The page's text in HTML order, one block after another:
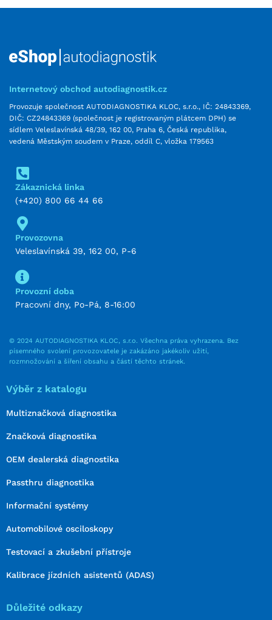
Internetový obchod autodiagnostik.cz
Provozuje společnost AUTODIAGNOSTIKA KLOC, s.r.o., IČ: 24843369,
DIČ: CZ24843369 (společnost je registrovaným plátcem DPH) se
sídlem Veleslavínská 48/39, 162 00, Praha 6, Česká republika,
vedená Městským soudem v Praze, oddíl C, vložka 179563
Zákaznická linka
(+420) 800 66 44 66
Provozovna
Veleslavínská 39, 162 00, P-6
Provozní doba
Pracovní dny, Po-Pá, 8-16:00
© 2024 AUTODIAGNOSTIKA KLOC, s.r.o. Všechna práva vyhrazena. Bez
písemného svolení provozovatele je zakázáno jakékoliv užití,
rozmnožování a šíření obsahu a částí těchto stránek.
Výběr z katalogu
Multiznačková diagnostika
Značková diagnostika
OEM dealerská diagnostika
Passthru diagnostika
Informační systémy
Automobilové osciloskopy
Testovací a zkušební přístroje
Kalibrace jízdních asistentů (ADAS)
Důležité odkazy